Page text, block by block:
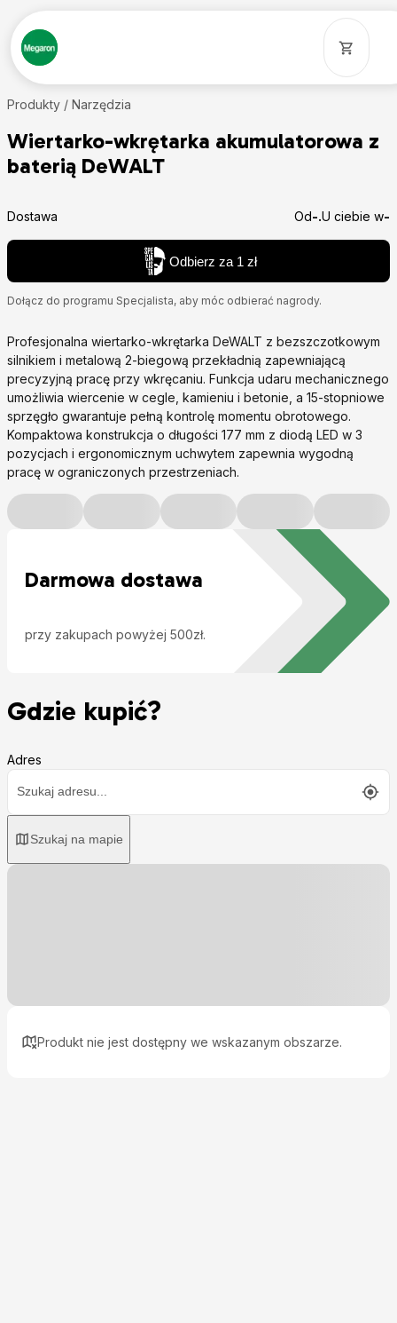
Produkty / Narzędzia
Wiertarko-wkrętarka akumulatorowa z
baterią DeWALT
Dostawa Od-.U ciebie w-
Odbierz za 1 zł
Dołącz do programu Specjalista, aby móc odbierać nagrody.
Profesjonalna wiertarko-wkrętarka DeWALT z bezszczotkowym
silnikiem i metalową 2-biegową przekładnią zapewniającą
precyzyjną pracę przy wkręcaniu. Funkcja udaru mechanicznego
umożliwia wiercenie w cegle, kamieniu i betonie, a 15-stopniowe
sprzęgło gwarantuje pełną kontrolę momentu obrotowego.
Kompaktowa konstrukcja o długości 177 mm z diodą LED w 3
pozycjach i ergonomicznym uchwytem zapewnia wygodną
pracę w ograniczonych przestrzeniach.
Darmowa dostawa
przy zakupach powyżej 500zł.
Gdzie kupić?
Adres
Szukaj na mapie
Produkt nie jest dostępny we wskazanym obszarze.